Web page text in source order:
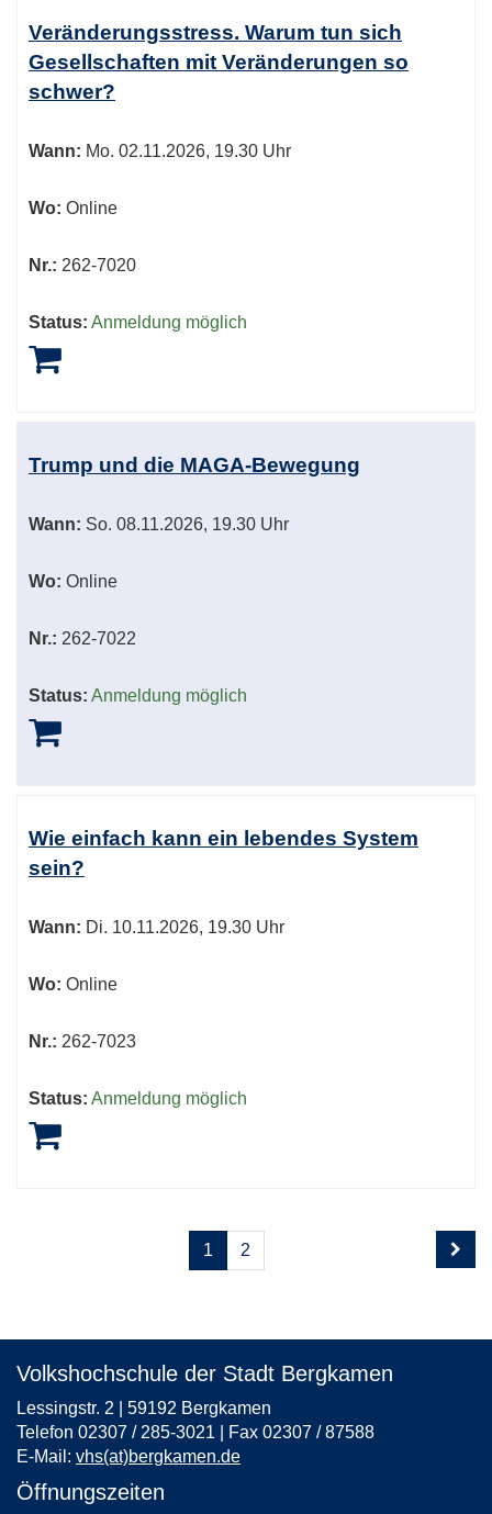
Veränderungsstress. Warum tun sich
Gesellschaften mit Veränderungen so
schwer?
Wann: Mo. 02.11.2026, 19.30 Uhr
Wo: Online
Nr.: 262-7020
Status: Anmeldung möglich
Trump und die MAGA-Bewegung
Wann: So. 08.11.2026, 19.30 Uhr
Wo: Online
Nr.: 262-7022
Status: Anmeldung möglich
Wie einfach kann ein lebendes System
sein?
Wann: Di. 10.11.2026, 19.30 Uhr
Wo: Online
Nr.: 262-7023
Status: Anmeldung möglich
Seiten
blättern
1 2
Volkshochschule der Stadt Bergkamen
Lessingstr. 2 | 59192 Bergkamen
Telefon 02307 / 285-3021 | Fax 02307 / 87588
E-Mail: vhs(at)bergkamen.de
Öffnungszeiten